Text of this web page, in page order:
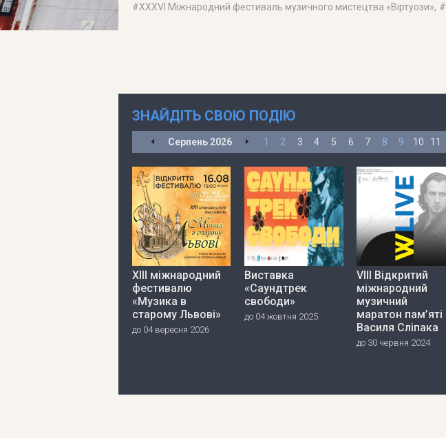
#XXXVI Міжнародний фестиваль музичного мистецтва «Віртуози», #
ЗНАЙДІТЬ СВОЮ ПОДІЮ
Серпень 2026 1 2 3 4 5 6 7 8 9 10 11
ХІІІ міжнародний
фестивалю
«Музика в
старому Львові»
до 04 вересня 2026
Виставка
«Саундтрек
свободи»
до 04 жовтня 2025
VIII Відкритий
міжнародний
музичний
маратон пам’яті
Василя Сліпака
до 30 червня 2024